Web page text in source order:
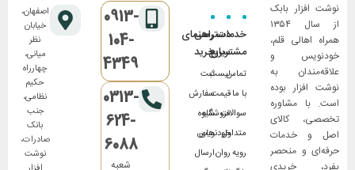
نوشت افزار بابک
از سال ۱۳۵۴
همراه اهالی قلم،
خودنویس و
علاقه‌مندان به
نوشت افزار بوده
است. با مشاوره
تخصصی، کالای
اصل و خدمات
حرفه‌ای و منحصر
خدمات
مشتریان
تماس
با ما
سوالات
متداول
رویه
دسترسی
سریع
لیست
قیمت
فروشگاه
خودنویس
روان
راهنمای
خرید
ثبت
سفارش
شیوه
های
ارسال
0913-
104-
4349
0313-
624-
6088
شعبه
اصفهان،
خیابان
نظر
میانی،
چهارراه
حکیم
نظامی،
جنب
بانک
صادرات،
نوشت